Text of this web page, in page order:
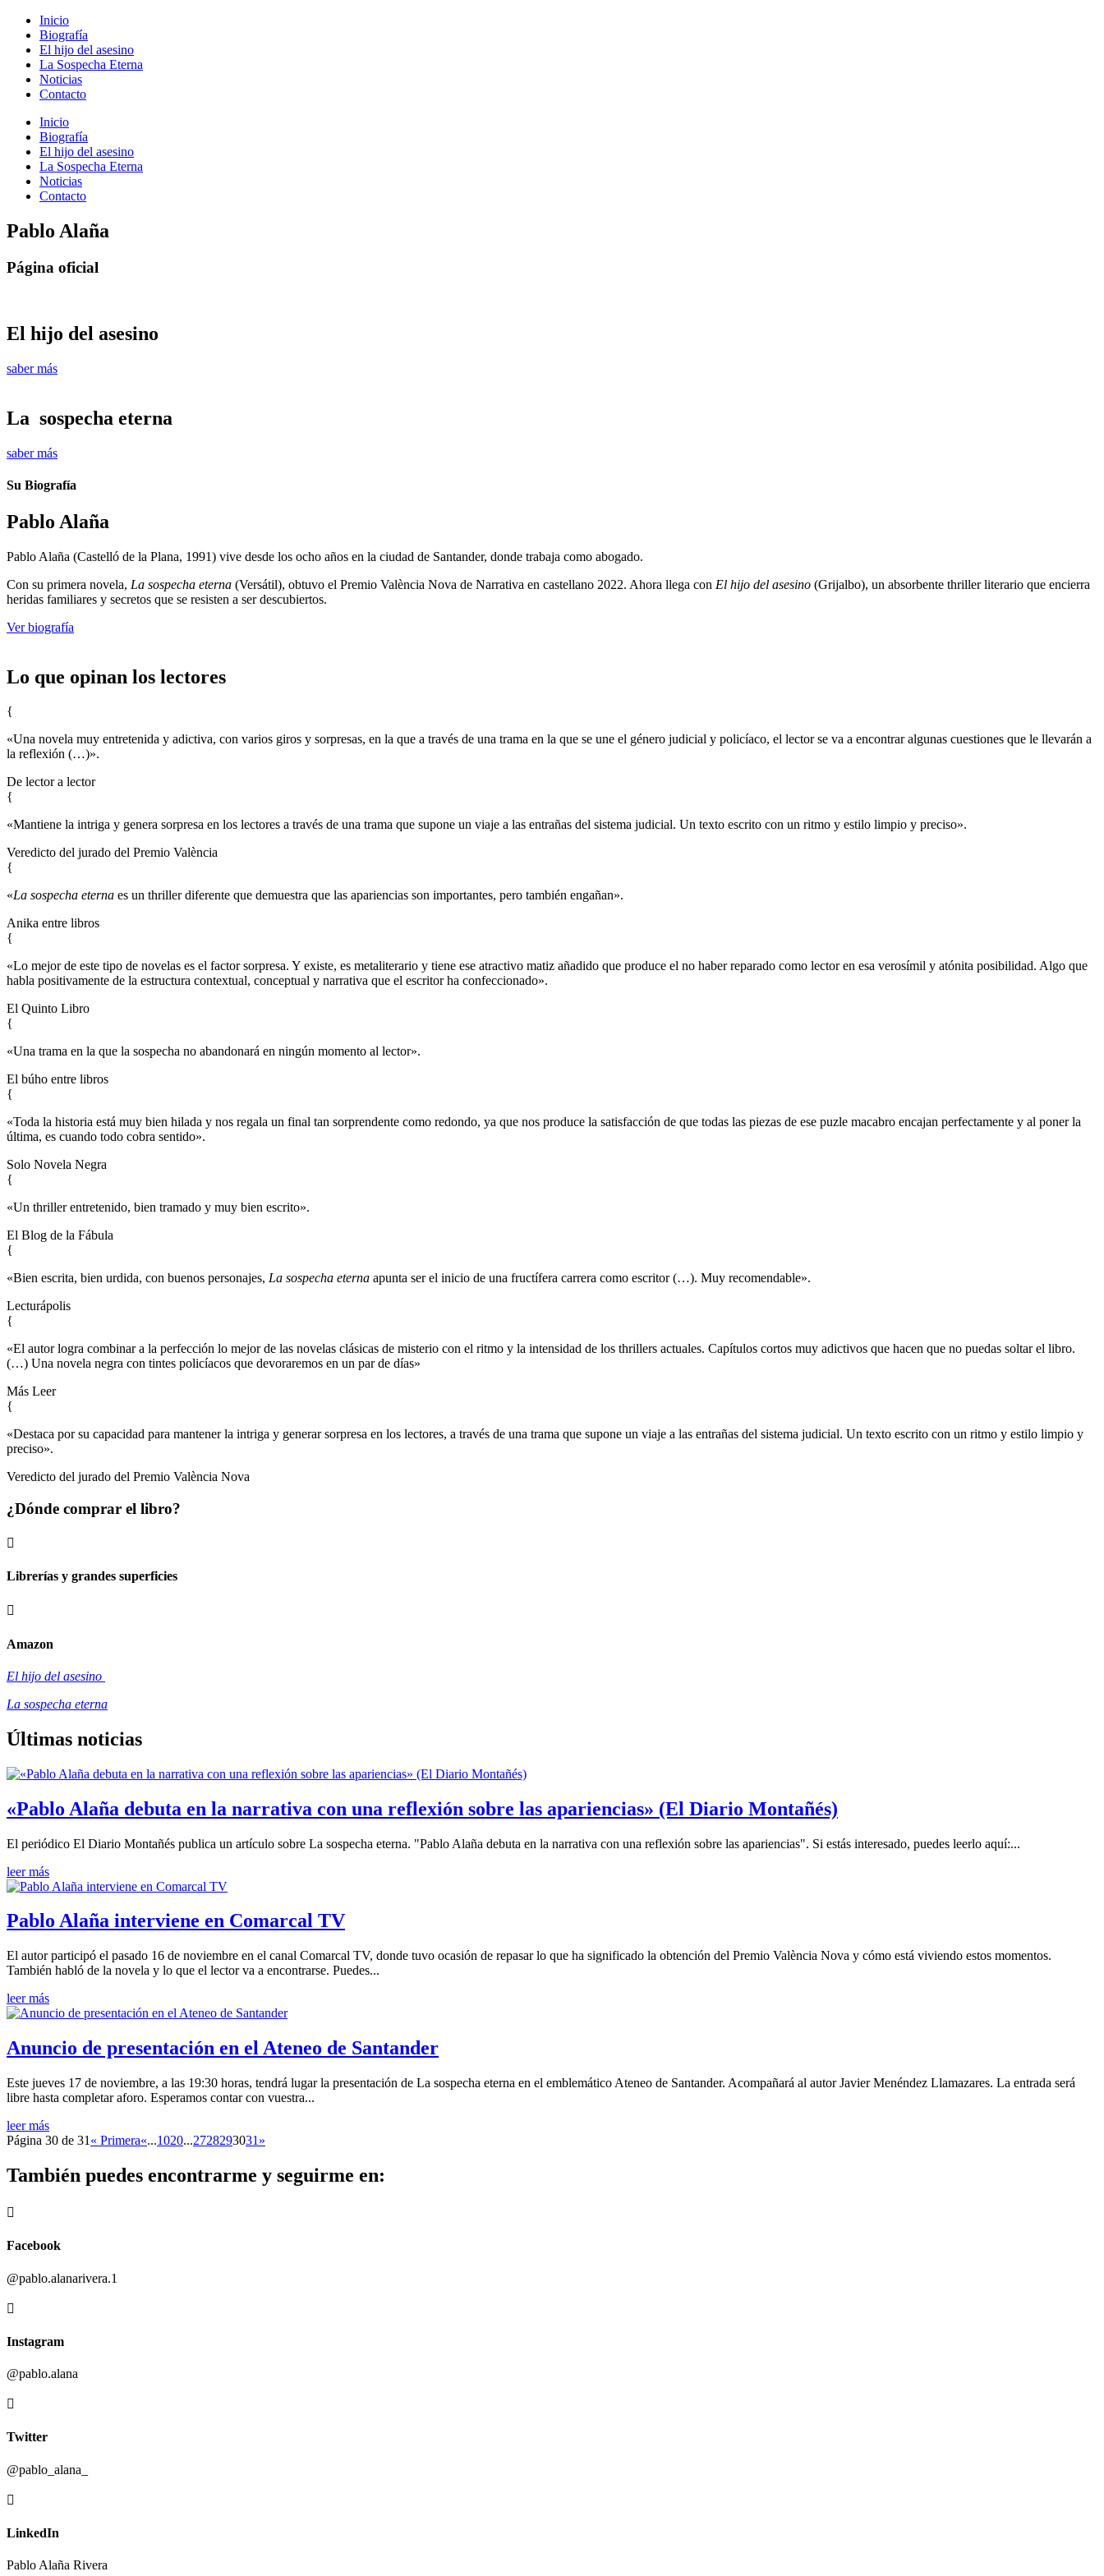
Inicio
Biografía
El hijo del asesino
La Sospecha Eterna
Noticias
Contacto
Inicio
Biografía
El hijo del asesino
La Sospecha Eterna
Noticias
Contacto
Pablo Alaña
Página oficial
El hijo del asesino
saber más
La sospecha eterna
saber más
Su Biografía
Pablo Alaña
Pablo Alaña (Castelló de la Plana, 1991) vive desde los ocho años en la ciudad de Santander, donde trabaja como abogado.
Con su primera novela, La sospecha eterna (Versátil), obtuvo el Premio València Nova de Narrativa en castellano 2022. Ahora llega con El hijo del asesino (Grijalbo), un absorbente thriller literario que encierra
heridas familiares y secretos que se resisten a ser descubiertos.
Ver biografía
Lo que opinan los lectores
{
«Una novela muy entretenida y adictiva, con varios giros y sorpresas, en la que a través de una trama en la que se une el género judicial y policíaco, el lector se va a encontrar algunas cuestiones que le llevarán a
la reflexión (…)».
De lector a lector
{
«Mantiene la intriga y genera sorpresa en los lectores a través de una trama que supone un viaje a las entrañas del sistema judicial. Un texto escrito con un ritmo y estilo limpio y preciso».
Veredicto del jurado del Premio València
{
«La sospecha eterna es un thriller diferente que demuestra que las apariencias son importantes, pero también engañan».
Anika entre libros
{
«Lo mejor de este tipo de novelas es el factor sorpresa. Y existe, es metaliterario y tiene ese atractivo matiz añadido que produce el no haber reparado como lector en esa verosímil y atónita posibilidad. Algo que
habla positivamente de la estructura contextual, conceptual y narrativa que el escritor ha confeccionado».
El Quinto Libro
{
«Una trama en la que la sospecha no abandonará en ningún momento al lector».
El búho entre libros
{
«Toda la historia está muy bien hilada y nos regala un final tan sorprendente como redondo, ya que nos produce la satisfacción de que todas las piezas de ese puzle macabro encajan perfectamente y al poner la
última, es cuando todo cobra sentido».
Solo Novela Negra
{
«Un thriller entretenido, bien tramado y muy bien escrito».
El Blog de la Fábula
{
«Bien escrita, bien urdida, con buenos personajes, La sospecha eterna apunta ser el inicio de una fructífera carrera como escritor (…). Muy recomendable».
Lecturápolis
{
«El autor logra combinar a la perfección lo mejor de las novelas clásicas de misterio con el ritmo y la intensidad de los thrillers actuales. Capítulos cortos muy adictivos que hacen que no puedas soltar el libro.
(…) Una novela negra con tintes policíacos que devoraremos en un par de días»
Más Leer
{
«Destaca por su capacidad para mantener la intriga y generar sorpresa en los lectores, a través de una trama que supone un viaje a las entrañas del sistema judicial. Un texto escrito con un ritmo y estilo limpio y
preciso».
Veredicto del jurado del Premio València Nova
¿Dónde comprar el libro?

Librerías y grandes superficies

Amazon
El hijo del asesino
La sospecha eterna
Últimas noticias
«Pablo Alaña debuta en la narrativa con una reflexión sobre las apariencias» (El Diario Montañés)
El periódico El Diario Montañés publica un artículo sobre La sospecha eterna. "Pablo Alaña debuta en la narrativa con una reflexión sobre las apariencias". Si estás interesado, puedes leerlo aquí:...
leer más
Pablo Alaña interviene en Comarcal TV
El autor participó el pasado 16 de noviembre en el canal Comarcal TV, donde tuvo ocasión de repasar lo que ha significado la obtención del Premio València Nova y cómo está viviendo estos momentos.
También habló de la novela y lo que el lector va a encontrarse. Puedes...
leer más
Anuncio de presentación en el Ateneo de Santander
Este jueves 17 de noviembre, a las 19:30 horas, tendrá lugar la presentación de La sospecha eterna en el emblemático Ateneo de Santander. Acompañará al autor Javier Menéndez Llamazares. La entrada será
libre hasta completar aforo. Esperamos contar con vuestra...
leer más
Página 30 de 31 « Primera«...1020...2728293031 »
También puedes encontrarme y seguirme en:

Facebook
@pablo.alanarivera.1

Instagram
@pablo.alana

Twitter
@pablo_alana_

LinkedIn
Pablo Alaña Rivera